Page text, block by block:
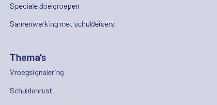
Speciale doelgroepen
Samenwerking met schuldeisers
Thema's
Vroegsignalering
Schuldenrust